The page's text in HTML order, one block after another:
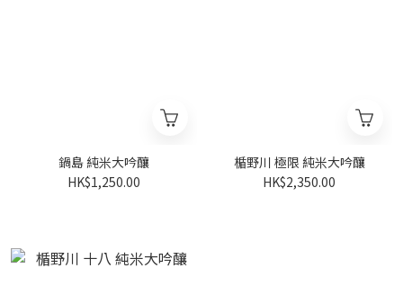
鍋島 純米大吟釀
HK$1,250.00
楯野川 極限 純米大吟釀
HK$2,350.00